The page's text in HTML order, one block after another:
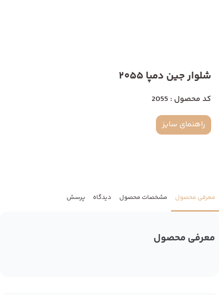
شلوار جین دمپا 2055
کد محصول : 2055
راهنمای سایز
معرفی محصول مشخصات محصول دیدگاه پرسش
معرفی محصول